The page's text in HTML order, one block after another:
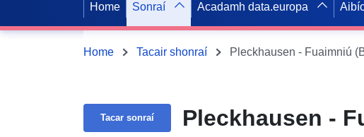
Home Sonraí Acadamh data.europa
Home Tacair shonraí Pleckhausen - Fuaimniú
Tacar sonraí Pleckhausen -